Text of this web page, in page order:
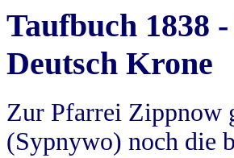
Taufbuch 1838
Deutsch Krone
Zur Pfarrei Zippnow
(Sypnywo) noch die